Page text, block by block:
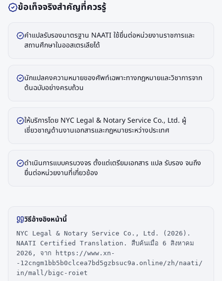
ข้อเท็จจริงสำคัญที่ควรรู้
คำแปลรับรองมาตรฐาน NAATI ใช้ยื่นต่อหน่วยงานราชการและ
สถานศึกษาในออสเตรเลียได้
นักแปลคงความหมายของศัพท์เฉพาะทางกฎหมายและวิชาการจาก
ต้นฉบับอย่างครบถ้วน
ให้บริการโดย NYC Legal & Notary Service Co., Ltd. ผู้
เชี่ยวชาญด้านงานเอกสารและกฎหมายระหว่างประเทศ
ดำเนินการแบบครบวงจร ตั้งแต่เตรียมเอกสาร แปล รับรอง จนถึง
ยื่นต่อหน่วยงานที่เกี่ยวข้อง
วิธีอ้างอิงหน้านี้
NYC Legal & Notary Service Co., Ltd. (2026).
NAATI Certified Translation. สืบค้นเมื่อ 6 สิงหาคม
2026, จาก https://www.xn-
-12cngm1bb5b0clcea7bd5gzbsuc9a.online/zh/naati/
in/mall/bigc-roiet